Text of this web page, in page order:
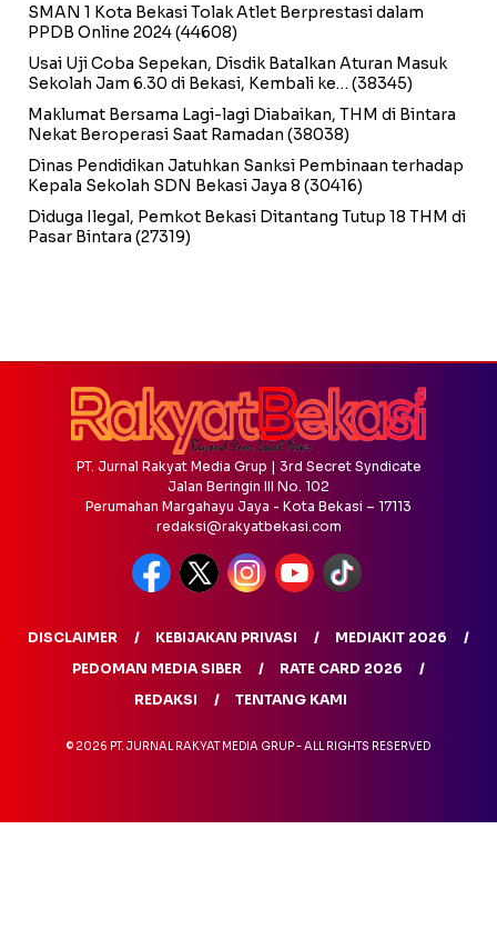
SMAN 1 Kota Bekasi Tolak Atlet Berprestasi dalam
PPDB Online 2024(44608)
Usai Uji Coba Sepekan, Disdik Batalkan Aturan Masuk
Sekolah Jam 6.30 di Bekasi, Kembali ke… (38345)
Maklumat Bersama Lagi-lagi Diabaikan, THM di Bintara
Nekat Beroperasi Saat Ramadan (38038)
Dinas Pendidikan Jatuhkan Sanksi Pembinaan terhadap
Kepala Sekolah SDN Bekasi Jaya 8 (30416)
Diduga Ilegal, Pemkot Bekasi Ditantang Tutup 18 THM di
Pasar Bintara (27319)
PT. Jurnal Rakyat Media Grup | 3rd Secret Syndicate
Jalan Beringin III No. 102
Perumahan Margahayu Jaya - Kota Bekasi – 17113
redaksi@rakyatbekasi.com
DISCLAIMER KEBIJAKAN PRIVASI
MEDIAKIT 2026
PEDOMAN MEDIA SIBER
RATE CARD 2026
REDAKSI
TENTANG KAMI
© 2026 PT. JURNAL RAKYAT MEDIA GRUP - ALL RIGHTS RESERVED